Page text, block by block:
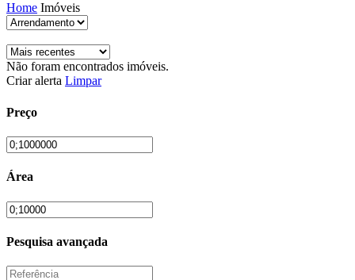
Home Imóveis
Não foram encontrados imóveis.
Criar alerta Limpar
Preço
Área
Pesquisa avançada